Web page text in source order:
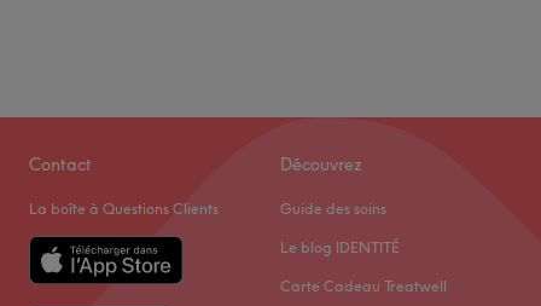
Contact
La boîte à Questions Clients
Découvrez
Guide des soins
Le blog IDENTITÉ
Carte Cadeau Treatwell